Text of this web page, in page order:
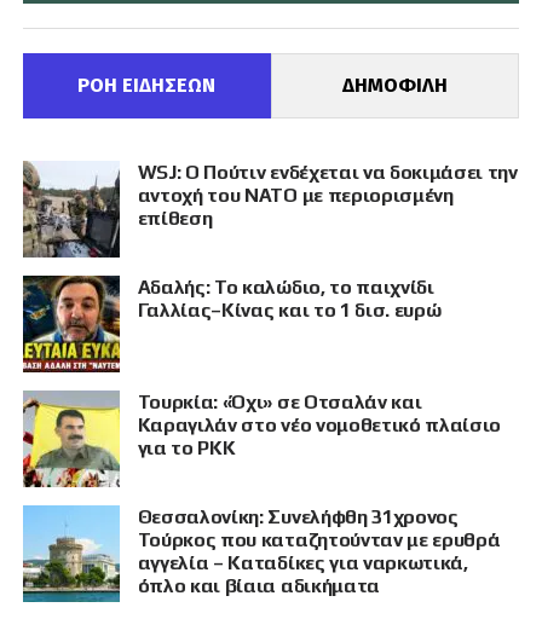
ΡΟΗ ΕΙΔΗΣΕΩΝ ΔΗΜΟΦΙΛΗ
WSJ: Ο Πούτιν ενδέχεται να δοκιμάσει την
αντοχή του ΝΑΤΟ με περιορισμένη
επίθεση
Αδαλής: Το καλώδιο, το παιχνίδι
Γαλλίας–Κίνας και το 1 δισ. ευρώ
Τουρκία: «Όχι» σε Οτσαλάν και
Καραγιλάν στο νέο νομοθετικό πλαίσιο
για το PKK
Θεσσαλονίκη: Συνελήφθη 31χρονος
Τούρκος που καταζητούνταν με ερυθρά
αγγελία – Καταδίκες για ναρκωτικά,
όπλο και βίαια αδικήματα